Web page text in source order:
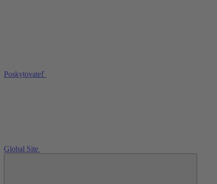
Poskytovateľ
Global Site